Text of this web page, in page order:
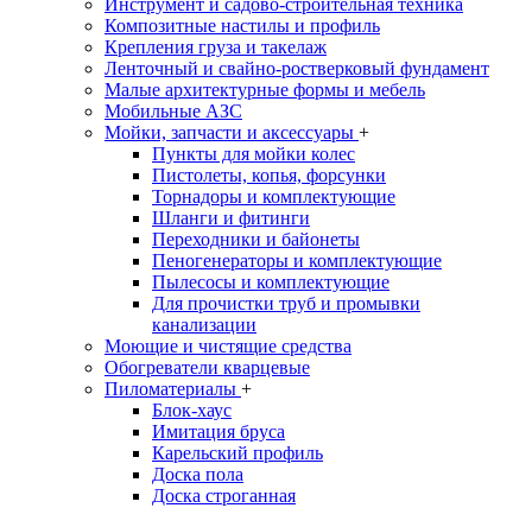
Инструмент и садово-строительная техника
Композитные настилы и профиль
Крепления груза и такелаж
Ленточный и свайно-ростверковый фундамент
Малые архитектурные формы и мебель
Мобильные АЗС
Мойки, запчасти и аксессуары +
Пункты для мойки колес
Пистолеты, копья, форсунки
Торнадоры и комплектующие
Шланги и фитинги
Переходники и байонеты
Пеногенераторы и комплектующие
Пылесосы и комплектующие
Для прочистки труб и промывки
канализации
Моющие и чистящие средства
Обогреватели кварцевые
Пиломатериалы +
Блок-хаус
Имитация бруса
Карельский профиль
Доска пола
Доска строганная